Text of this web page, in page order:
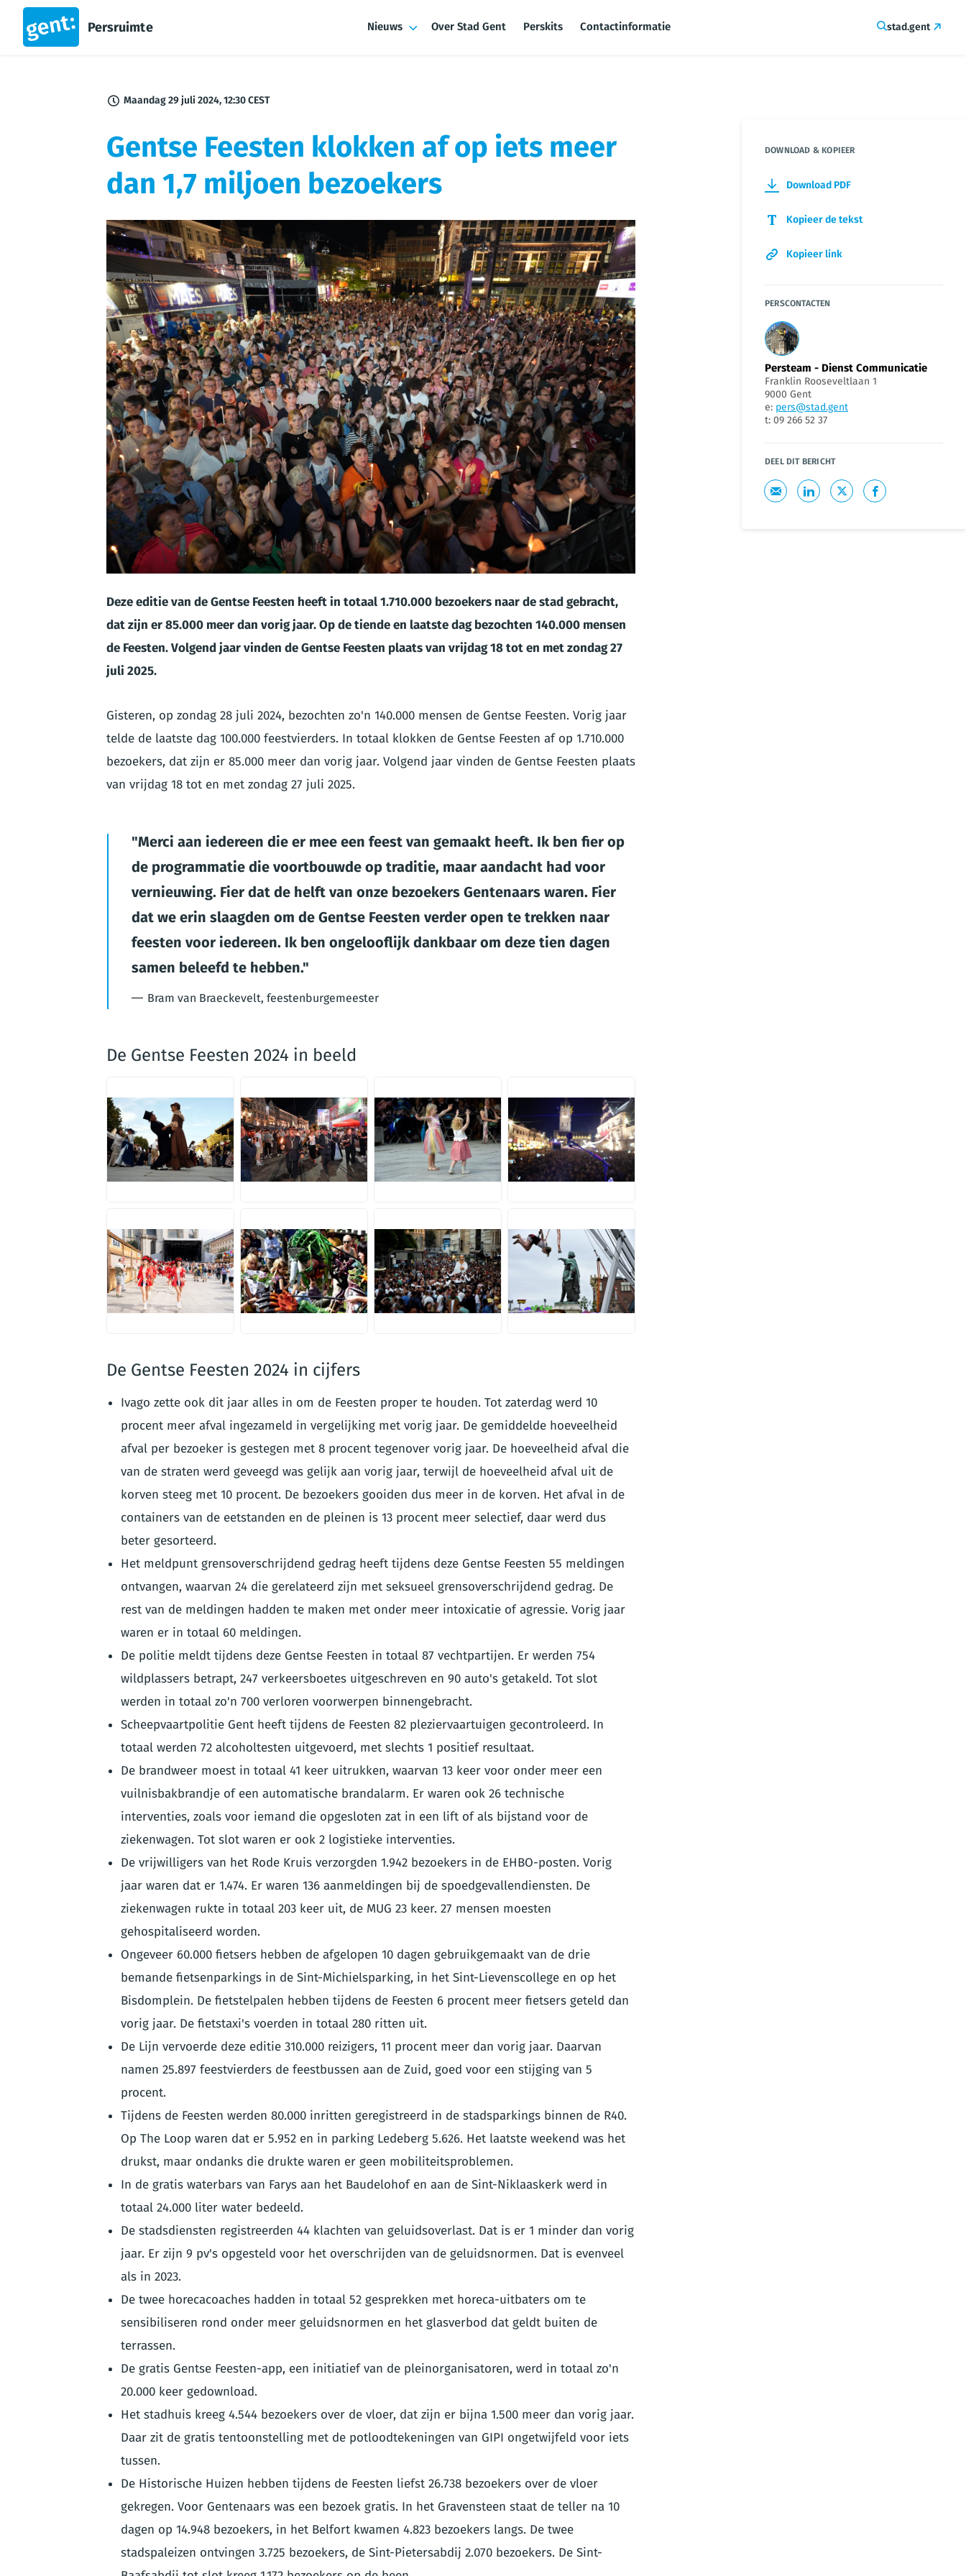
Persruimte Nieuws Over Stad Gent Perskits Contactinformatie stad.gent
Maandag 29 juli 2024, 12:30 CEST
Gentse Feesten klokken af op iets meer
dan 1,7 miljoen bezoekers
JPG
Deze editie van de Gentse Feesten heeft in totaal 1.710.000 bezoekers naar de stad gebracht,
dat zijn er 85.000 meer dan vorig jaar.Op de tiende en laatste dag bezochten 140.000 mensen
de Feesten. Volgend jaar vinden de Gentse Feesten plaats van vrijdag 18 tot en met zondag 27
juli 2025.
Gisteren, op zondag 28 juli 2024, bezochten zo'n 140.000 mensen de Gentse Feesten. Vorig jaar
telde de laatste dag 100.000 feestvierders. In totaal klokken de Gentse Feesten af op 1.710.000
bezoekers, dat zijn er 85.000 meer dan vorig jaar. Volgend jaar vinden de Gentse Feesten plaats
van vrijdag 18 tot en met zondag 27 juli 2025.
Merci aan iedereen die er mee een feest van gemaakt heeft. Ik ben fier op
de programmatie die voortbouwde op traditie, maar aandacht had voor
vernieuwing. Fier dat de helft van onze bezoekers Gentenaars waren. Fier
dat we erin slaagden om de Gentse Feesten verder open te trekken naar
feesten voor iedereen. Ik ben ongelooflijk dankbaar om deze tien dagen
samen beleefd te hebben.
Bram van Braeckevelt, feestenburgemeester
De Gentse Feesten 2024 in beeld
JPG JPG JPG JPG
JPG JPG JPG JPG
De Gentse Feesten 2024 in cijfers
Ivago zette ook dit jaar alles in om de Feesten proper te houden. Tot zaterdag werd 10
procent meer afval ingezameld in vergelijking met vorig jaar. De gemiddelde hoeveelheid
afval per bezoeker is gestegen met 8 procent tegenover vorig jaar. De hoeveelheid afval die
van de straten werd geveegd was gelijk aan vorig jaar, terwijl de hoeveelheid afval uit de
korven steeg met 10 procent. De bezoekers gooiden dus meer in de korven. Het afval in de
containers van de eetstanden en de pleinen is 13 procent meer selectief, daar werd dus
beter gesorteerd.
Het meldpunt grensoverschrijdend gedrag heeft tijdens deze Gentse Feesten 55 meldingen
ontvangen, waarvan 24 die gerelateerd zijn met seksueel grensoverschrijdend gedrag. De
rest van de meldingen hadden te maken met onder meer intoxicatie of agressie. Vorig jaar
waren er in totaal 60 meldingen.
De politie meldt tijdens deze Gentse Feesten in totaal 87 vechtpartijen. Er werden 754
wildplassers betrapt, 247 verkeersboetes uitgeschreven en 90 auto's getakeld. Tot slot
werden in totaal zo'n 700 verloren voorwerpen binnengebracht.
Scheepvaartpolitie Gent heeft tijdens de Feesten 82 pleziervaartuigen gecontroleerd. In
totaal werden 72 alcoholtesten uitgevoerd, met slechts 1 positief resultaat.
De brandweer moest in totaal 41 keer uitrukken, waarvan 13 keer voor onder meer een
vuilnisbakbrandje of een automatische brandalarm. Er waren ook 26 technische
interventies, zoals voor iemand die opgesloten zat in een lift of als bijstand voor de
ziekenwagen. Tot slot waren er ook 2 logistieke interventies.
De vrijwilligers van het Rode Kruis verzorgden 1.942 bezoekers in de EHBO-posten. Vorig
jaar waren dat er 1.474. Er waren 136 aanmeldingen bij de spoedgevallendiensten. De
ziekenwagen rukte in totaal 203 keer uit, de MUG 23 keer. 27 mensen moesten
gehospitaliseerd worden.
Ongeveer 60.000 fietsers hebben de afgelopen 10 dagen gebruikgemaakt van de drie
bemande fietsenparkings in de Sint-Michielsparking, in het Sint-Lievenscollege en op het
Bisdomplein. De fietstelpalen hebben tijdens de Feesten 6 procent meer fietsers geteld dan
vorig jaar. De fietstaxi's voerden in totaal 280 ritten uit.
De Lijn vervoerde deze editie 310.000 reizigers, 11 procent meer dan vorig jaar. Daarvan
namen 25.897 feestvierders de feestbussen aan de Zuid, goed voor een stijging van 5
procent.
Tijdens de Feesten werden 80.000 inritten geregistreerd in de stadsparkings binnen de R40.
Op The Loop waren dat er 5.952 en in parking Ledeberg 5.626. Het laatste weekend was het
drukst, maar ondanks die drukte waren er geen mobiliteitsproblemen.
In de gratis waterbars van Farys aan het Baudelohof en aan de Sint-Niklaaskerk werd in
totaal 24.000 liter water bedeeld.
De stadsdiensten registreerden 44 klachten van geluidsoverlast. Dat is er 1 minder dan vorig
jaar. Er zijn 9 pv's opgesteld voor het overschrijden van de geluidsnormen. Dat is evenveel
als in 2023.
De twee horecacoaches hadden in totaal 52 gesprekken met horeca-uitbaters om te
sensibiliseren rond onder meer geluidsnormen en het glasverbod dat geldt buiten de
terrassen.
De gratis Gentse Feesten-app, een initiatief van de pleinorganisatoren, werd in totaal zo'n
20.000 keer gedownload.
Het stadhuis kreeg 4.544 bezoekers over de vloer, dat zijn er bijna 1.500 meer dan vorig jaar.
Daar zit de gratis tentoonstelling met de potloodtekeningen van GIPI ongetwijfeld voor iets
tussen.
De Historische Huizen hebben tijdens de Feesten liefst 26.738 bezoekers over de vloer
gekregen. Voor Gentenaars was een bezoek gratis. In het Gravensteen staat de teller na 10
dagen op 14.948 bezoekers, in het Belfort kwamen 4.823 bezoekers langs. De twee
stadspaleizen ontvingen 3.725 bezoekers, de Sint-Pietersabdij 2.070 bezoekers. De Sint-
DOWNLOAD & KOPIEER
Download PDF
Kopieer de tekst
Kopieer link
PERSCONTACTEN
Persteam - Dienst Communicatie
Franklin Rooseveltlaan 1
9000 Gent
e: pers@stad.gent
t: 09 266 52 37
DEEL DIT BERICHT